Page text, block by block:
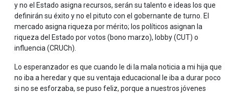
y no el Estado asigna recursos, serán su talento e ideas los que
definirán su éxito y no el pituto con el gobernante de turno. El
mercado asigna riqueza por mérito; los políticos asignan la
riqueza del Estado por votos (bono marzo), lobby (CUT) o
influencia (CRUCh).
Lo esperanzador es que cuando le di la mala noticia a mi hija que
no iba a heredar y que su ventaja educacional le iba a durar poco
si no se esforzaba, se puso feliz, porque a nuestros jóvenes